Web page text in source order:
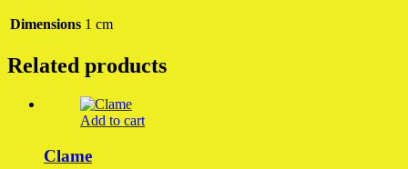
Dimensions 1 cm
Related products
Add to cart
Clame